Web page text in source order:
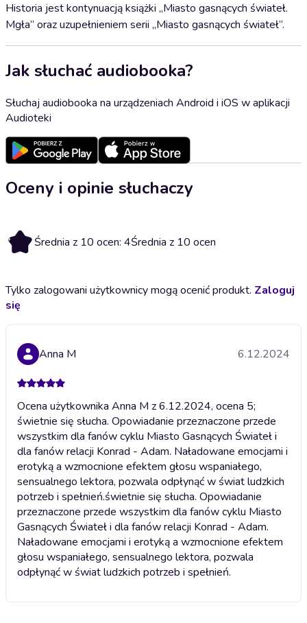
Historia jest kontynuacją książki „Miasto gasnących świateł.
Mgła” oraz uzupełnieniem serii „Miasto gasnących świateł”.
Jak słuchać audiobooka?
Słuchaj audiobooka na urządzeniach Android i iOS w aplikacji
Audioteki
Oceny i opinie słuchaczy
4 Średnia z 10 ocen: 4Średnia z 10 ocen
Tylko zalogowani użytkownicy mogą ocenić produkt. Zaloguj
się
Anna M 6.12.2024
Ocena użytkownika Anna M z 6.12.2024, ocena 5;
świetnie się słucha. Opowiadanie przeznaczone przede
wszystkim dla fanów cyklu Miasto Gasnących Świateł i
dla fanów relacji Konrad - Adam. Naładowane emocjami i
erotyką a wzmocnione efektem głosu wspaniałego,
sensualnego lektora, pozwala odpłynąć w świat ludzkich
potrzeb i spełnień.świetnie się słucha. Opowiadanie
przeznaczone przede wszystkim dla fanów cyklu Miasto
Gasnących Świateł i dla fanów relacji Konrad - Adam.
Naładowane emocjami i erotyką a wzmocnione efektem
głosu wspaniałego, sensualnego lektora, pozwala
odpłynąć w świat ludzkich potrzeb i spełnień.